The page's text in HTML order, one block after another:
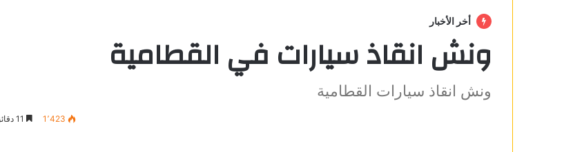
أخر الأخبار
ونش انقاذ سيارات في القطامية
ونش انقاذ سيارات القطامية
1٬423